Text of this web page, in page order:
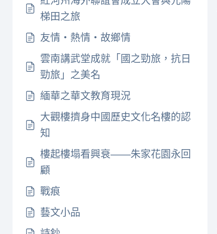
梯田之旅
友情‧熱情‧故鄉情
雲南講武堂成就「國之勁旅，抗日
勁旅」之美名
緬華之華文教育現況
大觀樓擠身中國歷史文化名樓的認
知
樓起樓塌看興衰——朱家花園永回
顧
戰痕
藝文小品